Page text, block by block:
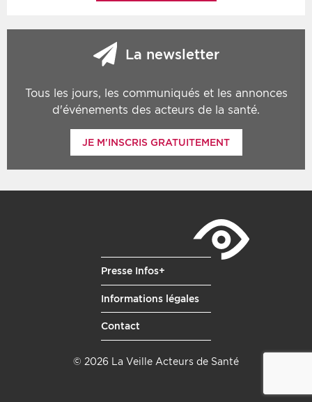
La newsletter
Tous les jours, les communiqués et les annonces
d'événements des acteurs de la santé.
JE M'INSCRIS GRATUITEMENT
Presse Infos+
Informations légales
Contact
© 2026 La Veille Acteurs de Santé